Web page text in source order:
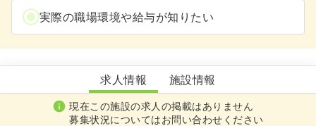
実際の職場環境や給与が知りたい
介護老人福祉施設新さかい幸朋苑
求人情報 施設情報
現在この施設の求人の掲載はありません
募集状況についてはお問い合わせください